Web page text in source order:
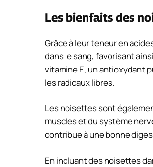
Les bienfaits des
Grâce à leur teneur en
dans le sang, favorisant
vitamine E, un antioxydant
les radicaux libres.
Les noisettes sont
muscles et du système
contribue à une bonne
En incluant des noisettes